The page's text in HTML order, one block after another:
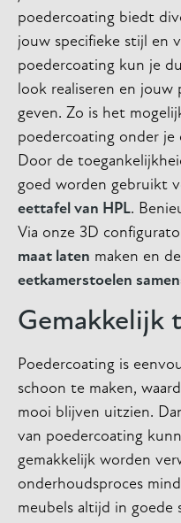
poedercoating biedt
jouw specifieke stijl en
poedercoating kun je
look realiseren en
geven. Zo is het
poedercoating onder je
Door de
goed worden gebruikt
eettafel van HPL.
Via onze 3D
maat laten maken en
eetkamerstoelen
Gemakkelijk
Poedercoating is
schoon te maken,
mooi blijven uitzien.
van poedercoating
gemakkelijk worden
onderhoudsproces
meubels altijd in goede